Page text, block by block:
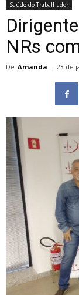
Saúde do Trabalhador
NRs
De Amanda - 23 de